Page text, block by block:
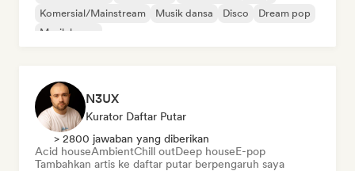
Komersial/Mainstream
Musik dansa Disco
Dream pop
Musik house
N3UX
Kurator Daftar Putar
> 2800 jawaban yang diberikan
Acid houseAmbientChill outDeep houseE-pop
Tambahkan artis ke daftar putar berpengaruh saya